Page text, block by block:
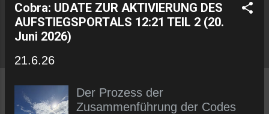
Cobra: UDATE ZUR AKTIVIERUNG DES
AUFSTIEGSPORTALS 12:21 TEIL 2 (20.
Juni 2026)
21.6.26
Der Prozess der
Zusammenführung der Codes